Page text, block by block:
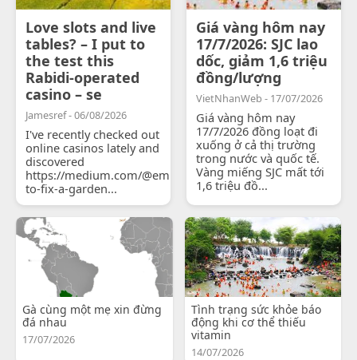
Love slots and live
tables? – I put to
the test this
Rabidi-operated
casino – se
Jamesref - 06/08/2026
I've recently checked out
online casinos lately and
discovered
https://medium.com/@emilyjohnsonready/how-
to-fix-a-garden...
Giá vàng hôm nay
17/7/2026: SJC lao
dốc, giảm 1,6 triệu
đồng/lượng
VietNhanWeb - 17/07/2026
Giá vàng hôm nay
17/7/2026 đồng loạt đi
xuống ở cả thị trường
trong nước và quốc tế.
Vàng miếng SJC mất tới
1,6 triệu đồ...
Gà cùng một mẹ xin đừng
đá nhau
17/07/2026
Tình trạng sức khỏe báo
động khi cơ thể thiếu
vitamin
14/07/2026